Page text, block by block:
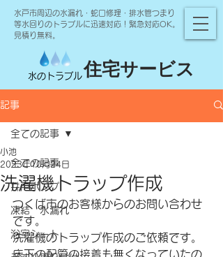
水戸市周辺の水漏れ・蛇口修理・排水管つまり
等水回りのトラブルに迅速対応！緊急対応OK。
見積り無料。
水のトラブル住宅サービス
記事
全ての記事
井戸ポンプ
凍結 水漏れ
浴室シート
全ての記事
洗濯機トラップ作成
小池
2023年10月24日
つくば市のお客様からのお問い合わせ
です。
洗濯機のトラップ作成のご依頼です。
床下の配管の接着も無くなっていたの